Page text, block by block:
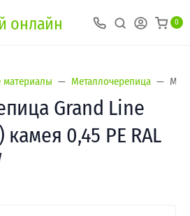
онлайн 0
Металлочерепица
Grand Line
0,45 PE RAL